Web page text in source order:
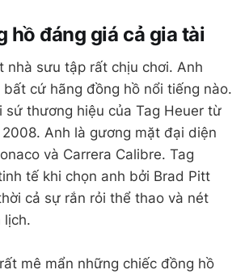
hồ đáng giá cả gia tài
nhà sưu tập rất chịu chơi. Anh
bất cứ hãng đồng hồ nổi tiếng nào.
sứ thương hiệu của Tag Heuer từ
Anh là gương mặt đại diện
và Carrera Calibre. Tag
tế khi chọn anh bởi Brad Pitt
cả sự rắn rỏi thể thao và nét
lịch.
mê mẩn những chiếc đồng hồ